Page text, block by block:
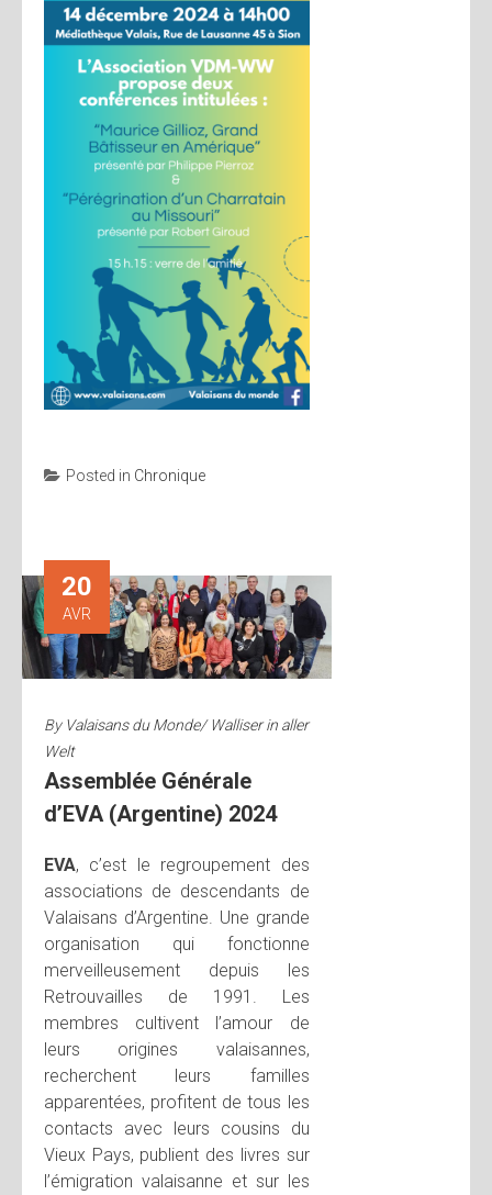
Posted in Chronique
20
AVR
By Valaisans du Monde/ Walliser in aller
Welt
Assemblée Générale
d’EVA (Argentine) 2024
EVA, c’est le regroupement des
associations de descendants de
Valaisans d’Argentine. Une grande
organisation qui fonctionne
merveilleusement depuis les
Retrouvailles de 1991. Les
membres cultivent l’amour de
leurs origines valaisannes,
recherchent leurs familles
apparentées, profitent de tous les
contacts avec leurs cousins du
Vieux Pays, publient des livres sur
l’émigration valaisanne et sur les